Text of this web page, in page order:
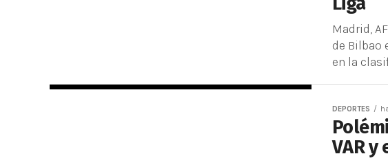
Madrid,
de Bilbao
en la
DEPORTES
VAR y